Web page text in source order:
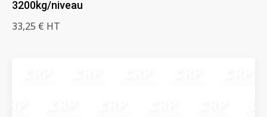
3200kg/niveau
33,25 € HT